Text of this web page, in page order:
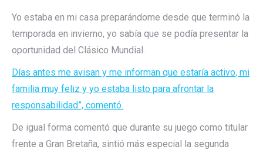
Yo estaba en mi casa preparándome desde que terminó la
temporada en invierno, yo sabía que se podía presentar la
oportunidad del Clásico Mundial.
Días antes me avisan y me informan que estaría activo, mi
familia muy feliz y yo estaba listo para afrontar la
responsabilidad”, comentó.
De igual forma comentó que durante su juego como titular
frente a Gran Bretaña, sintió más especial la segunda